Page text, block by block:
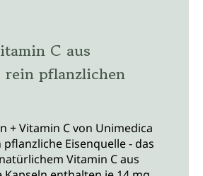
C aus
pflanzlichen
+ Vitamin C von Unimedica
Eisenquelle - das
Vitamin C aus